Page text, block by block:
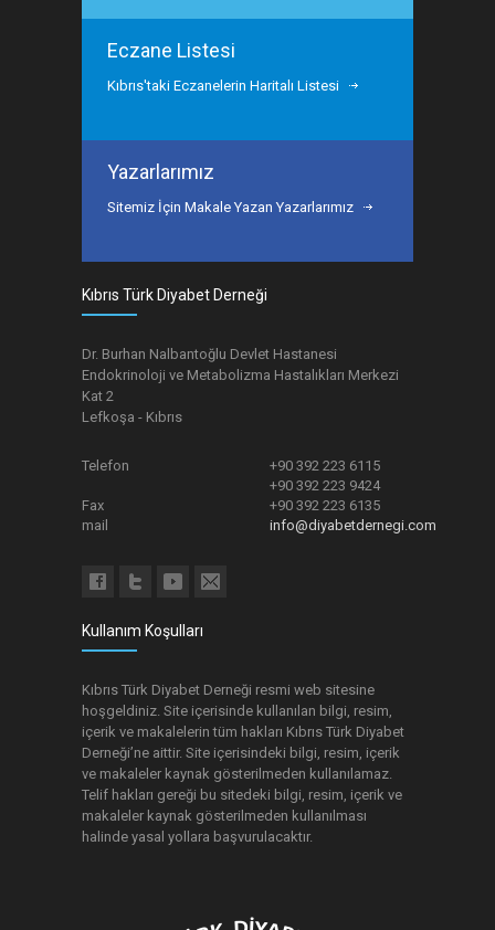
Eczane Listesi
Kıbrıs'taki Eczanelerin Haritalı Listesi
Yazarlarımız
Sitemiz İçin Makale Yazan Yazarlarımız
Kıbrıs Türk Diyabet Derneği
Dr. Burhan Nalbantoğlu Devlet Hastanesi
Endokrinoloji ve Metabolizma Hastalıkları Merkezi
Kat 2
Lefkoşa - Kıbrıs
Telefon
+90 392 223 6115
+90 392 223 9424
Fax
+90 392 223 6135
mail
info@diyabetdernegi.com
Kullanım Koşulları
Kıbrıs Türk Diyabet Derneği resmi web sitesine
hoşgeldiniz. Site içerisinde kullanılan bilgi, resim,
içerik ve makalelerin tüm hakları Kıbrıs Türk Diyabet
Derneği’ne aittir. Site içerisindeki bilgi, resim, içerik
ve makaleler kaynak gösterilmeden kullanılamaz.
Telif hakları gereği bu sitedeki bilgi, resim, içerik ve
makaleler kaynak gösterilmeden kullanılması
halinde yasal yollara başvurulacaktır.